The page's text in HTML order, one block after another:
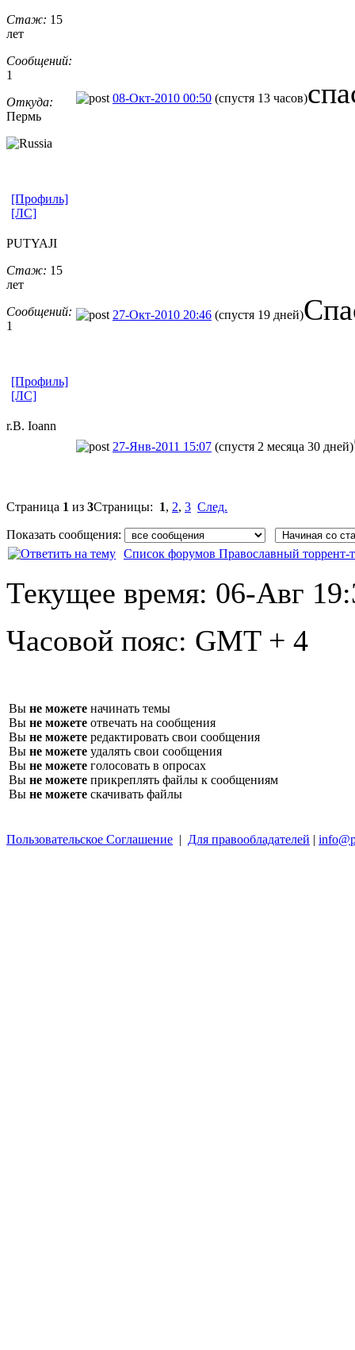
Стаж: 15
лет
Сообщений:
1
Откуда:
Пермь
08-Окт-2010 00:50 (спустя 13 часов)
[Профиль]
[ЛС]
PUTYAJI
Стаж: 15
лет
Сообщений:
1
27-Окт-2010 20:46 (спустя 19 дней)
[Профиль]
[ЛС]
r.B. Ioann
27-Янв-2011 15:07 (спустя 2 месяца 30 дней)
Страница 1 из 3Страницы: 1, 2, 3 След.
Показать сообщения:
Список форумов Православный торрент-
Текущее время: 06-Авг
Часовой пояс: GMT + 4
Вы не можете начинать темы
Вы не можете отвечать на сообщения
Вы не можете редактировать свои сообщения
Вы не можете удалять свои сообщения
Вы не можете голосовать в опросах
Вы не можете прикреплять файлы к сообщениям
Вы не можете скачивать файлы
Пользовательское Соглашение | Для правообладателей |